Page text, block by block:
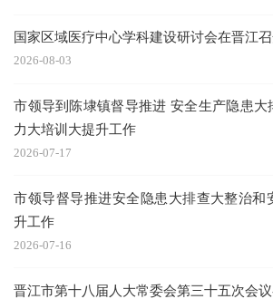
国家区域医疗中心学科建设研讨会在晋江
2026-08-03
市领导到陈埭镇督导推进 安全生产隐患大
力大培训大提升工作
2026-07-17
市领导督导推进安全隐患大排查大整治和
升工作
2026-07-16
晋江市第十八届人大常委会第三十五次会